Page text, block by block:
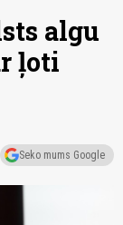
algu
ļoti
Seko mums Google